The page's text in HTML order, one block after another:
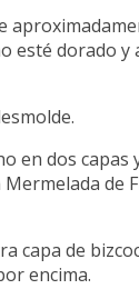
esté dorado
en dos capas
de
capa de
encima.